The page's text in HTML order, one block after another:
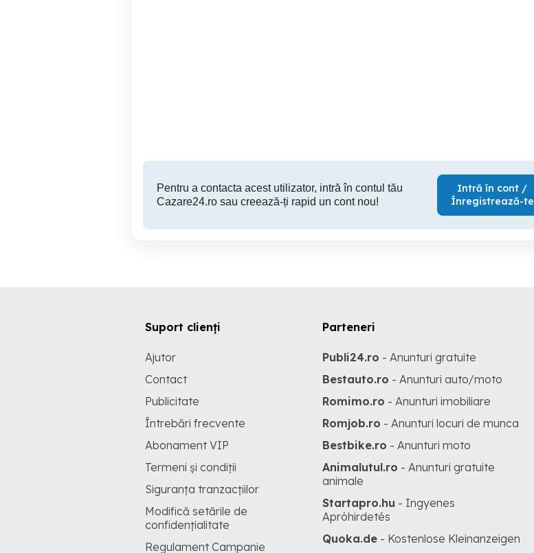
Pentru a contacta acest utilizator, intră în contul tău
Cazare24.ro sau creează-ți rapid un cont nou!
Intră în cont /
Înregistrează-te
Suport clienți
Ajutor
Contact
Publicitate
Întrebări frecvente
Abonament VIP
Termeni și condiții
Siguranța tranzacțiilor
Modifică setările de
confidențialitate
Regulament Campanie
Parteneri
Publi24.ro - Anunturi gratuite
Bestauto.ro - Anunturi auto/moto
Romimo.ro - Anunturi imobiliare
Romjob.ro - Anunturi locuri de munca
Bestbike.ro - Anunturi moto
Animalutul.ro - Anunturi gratuite
animale
Startapro.hu - Ingyenes
Apróhirdetés
Quoka.de - Kostenlose Kleinanzeigen